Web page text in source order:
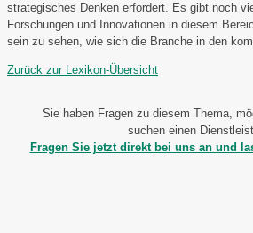
strategisches Denken erfordert. Es gibt noch
Forschungen und Innovationen in diesem
sein zu sehen, wie sich die Branche in den
Zurück zur Lexikon-Übersicht
Sie haben Fragen zu diesem Thema,
suchen einen
Fragen Sie jetzt direkt bei uns an und